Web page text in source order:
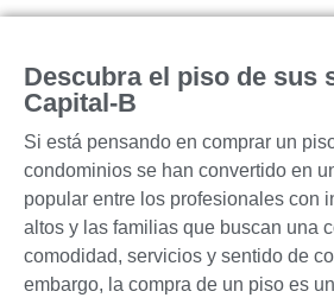
Descubra el piso de sus
Capital-B
Si está pensando en comprar un
condominios se han convertido en
popular entre los profesionales con
altos y las familias que buscan una
comodidad, servicios y sentido de
embargo, la compra de un piso es